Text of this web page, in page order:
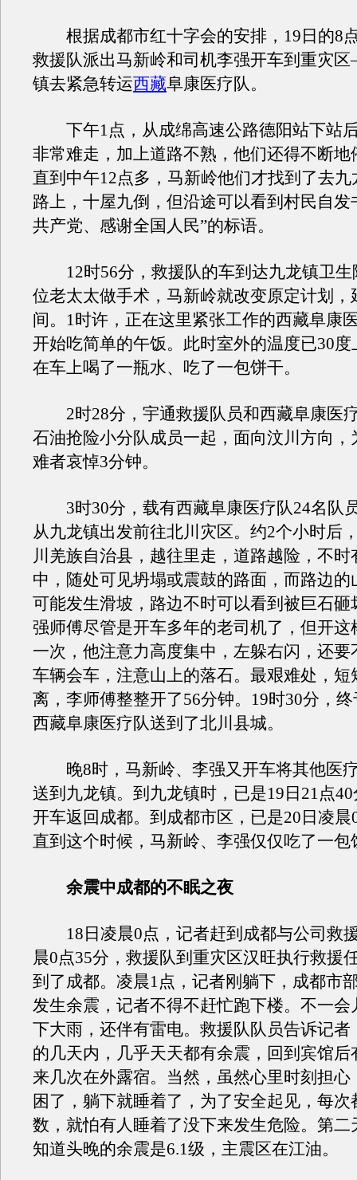
根据成都市红十字会的安排，19日的8
救援队派出马新岭和司机李强开车到重灾
镇去紧急转运西藏阜康医疗队。
下午1点，从成绵高速公路德阳站下站
非常难走，加上道路不熟，他们还得不断地
直到中午12点多，马新岭他们才找到了去
路上，十屋九倒，但沿途可以看到村民自发
共产党、感谢全国人民”的标语。
12时56分，救援队的车到达九龙镇卫生
位老太太做手术，马新岭就改变原定计划，
间。1时许，正在这里紧张工作的西藏阜康
开始吃简单的午饭。此时室外的温度已30
在车上喝了一瓶水、吃了一包饼干。
2时28分，宇通救援队员和西藏阜康医
石油抢险小分队成员一起，面向汶川方向，
难者哀悼3分钟。
3时30分，载有西藏阜康医疗队24名队
从九龙镇出发前往北川灾区。约2个小时后
川羌族自治县，越往里走，道路越险，不时
中，随处可见坍塌或震鼓的路面，而路边的
可能发生滑坡，路边不时可以看到被巨石砸
强师傅尽管是开车多年的老司机了，但开这
一次，他注意力高度集中，左躲右闪，还要
车辆会车，注意山上的落石。最艰难处，短
离，李师傅整整开了56分钟。19时30分，
西藏阜康医疗队送到了北川县城。
晚8时，马新岭、李强又开车将其他医
送到九龙镇。到九龙镇时，已是19日21点
开车返回成都。到成都市区，已是20日凌晨
直到这个时候，马新岭、李强仅仅吃了一包
余震中成都的不眠之夜
18日凌晨0点，记者赶到成都与公司救
晨0点35分，救援队到重灾区汉旺执行救援
到了成都。凌晨1点，记者刚躺下，成都市
发生余震，记者不得不赶忙跑下楼。不一会
下大雨，还伴有雷电。救援队队员告诉记者
的几天内，几乎天天都有余震，回到宾馆后
来几次在外露宿。当然，虽然心里时刻担心
困了，躺下就睡着了，为了安全起见，每次
数，就怕有人睡着了没下来发生危险。第二
知道头晚的余震是6.1级，主震区在江油。